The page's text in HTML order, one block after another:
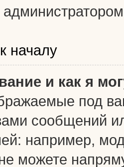
началу
и как я
под
сообщений
например,
можете